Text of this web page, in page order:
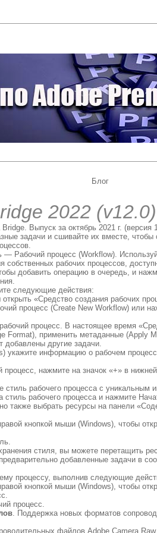
Блог
2022 (v12.0)
Выпуск за октябрь 2021 г. (версия
задачи и сшивайте их вместе,
Рабочий процесс (Workflow).
рабочих процессов,
добавить операцию в очередь, и
следующие действия:
«Средство создания рабочих
процесс (Create New Workflow) или
процесс. В настоящее время
применить метаданные (Apply
другие задачи.
укажите информацию о рабочем
нажмите на значок «+» в
стиль рабочего процесса с уникальным
рабочего процесса и нажмите
также выбрать ресурсы на панели
кнопкой мыши (Windows), чтобы
стиля, вы можете перетащить
добавленные задачи в
процессу, выполнив следующие
кнопкой мыши (Windows), чтобы
процесс.
. Поддержка новых форматов
файлов Adobe Camera